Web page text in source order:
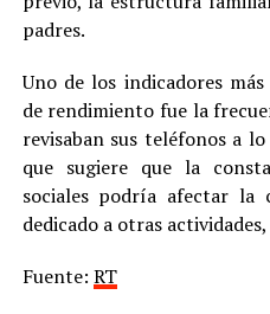
padres.
Uno de los indicadores
de rendimiento fue la
revisaban sus teléfonos a
que sugiere que la
sociales podría afectar la
dedicado a otras
Fuente: RT